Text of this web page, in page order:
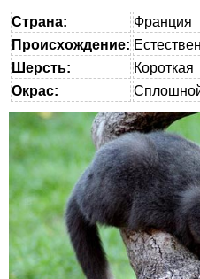
Страна:
Франция
Происхождение:
Шерсть:
Короткая
Окрас: